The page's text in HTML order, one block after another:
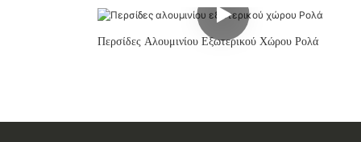
Περσίδες Αλουμινίου Εξωτερικού Χώρου Ρολά